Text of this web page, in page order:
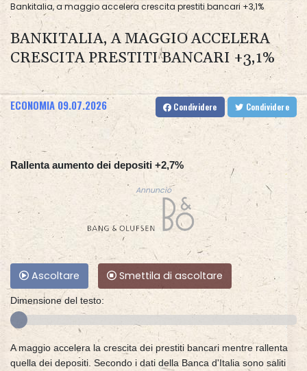
Bankitalia, a maggio accelera crescita prestiti bancari +3,1%
BANKITALIA, A MAGGIO ACCELERA
CRESCITA PRESTITI BANCARI +3,1%
ECONOMIA 09.07.2026 Condividere Condividere
Rallenta aumento dei depositi +2,7%
Annuncio
Ascoltare Smettila di ascoltare
Dimensione del testo:
A maggio accelera la crescita dei prestiti bancari mentre rallenta
quella dei depositi. Secondo i dati della Banca d'Italia sono saliti